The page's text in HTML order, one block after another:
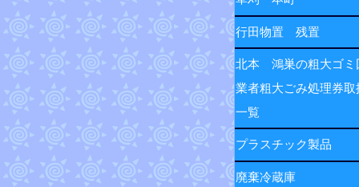
行田物置 残置
北本 鴻巣の粗大ゴミ
業者粗大ごみ処理券取
一覧
プラスチック製品
廃棄冷蔵庫